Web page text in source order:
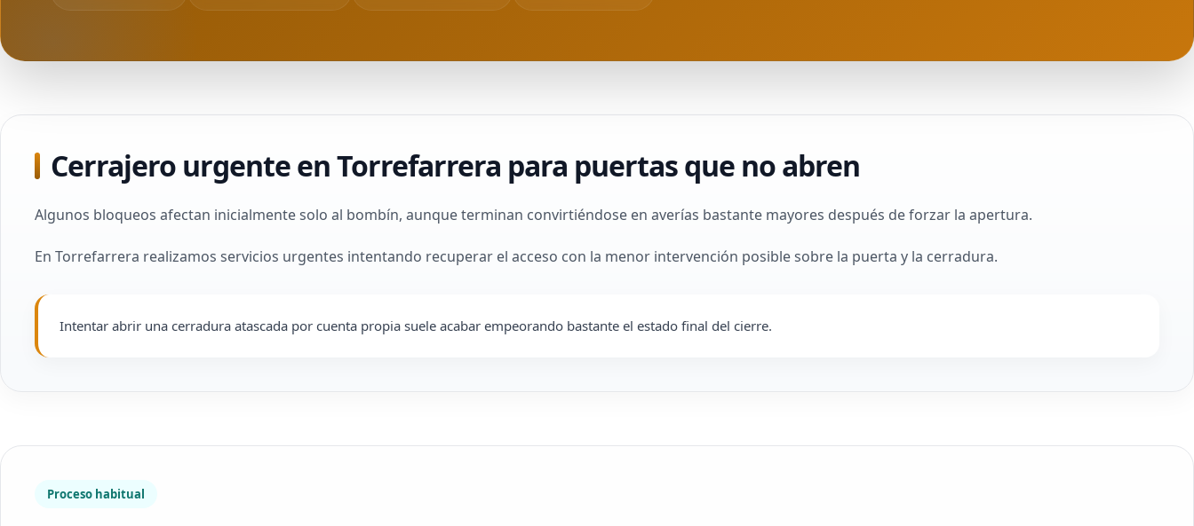
Cerrajero urgente en Torrefarrera para puertas que no abren
Algunos bloqueos afectan inicialmente solo al bombín, aunque terminan convirtiéndose en averías bastante mayores después de forzar la apertura.
En Torrefarrera realizamos servicios urgentes intentando recuperar el acceso con la menor intervención posible sobre la puerta y la cerradura.
Intentar abrir una cerradura atascada por cuenta propia suele acabar empeorando bastante el estado final del cierre.
Proceso habitual